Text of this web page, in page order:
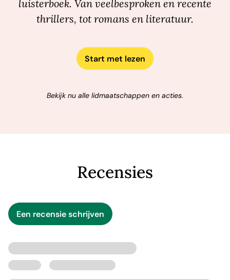
luisterboek. Van veelbesproken en recente
thrillers, tot romans en literatuur.
Start met lezen
Bekijk nu alle lidmaatschappen en acties.
Recensies
Een recensie schrijven